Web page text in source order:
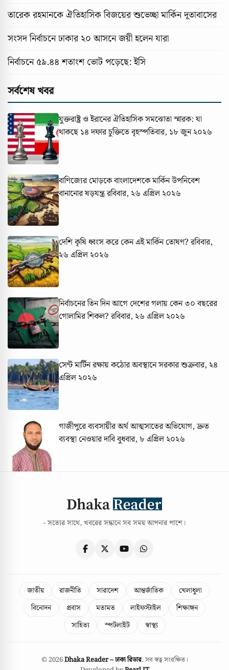
তারেক রহমানকে ঐতিহাসিক বিজয়ের শুভেচ্ছা মার্কিন দূতাবাসের
সংসদ নির্বাচনে ঢাকার ২০ আসনে জয়ী হলেন যারা
নির্বাচনে ৫৯.৪৪ শতাংশ ভোট পড়েছে: ইসি
সর্বশেষ খবর
যুক্তরাষ্ট্র ও ইরানের ঐতিহাসিক সমঝোতা স্মারক: যা
থাকছে ১৪ দফার চুক্তিতেবৃহস্পতিবার, ১৮ জুন ২০২৬
বাণিজ্যের মোড়কে বাংলাদেশকে মার্কিন উপনিবেশ
বানানোর ষড়যন্ত্ররবিবার, ২৬ এপ্রিল ২০২৬
দেশি কৃষি ধ্বংস করে কেন এই মার্কিন তোষণ? রবিবার,
২৬ এপ্রিল ২০২৬
নির্বাচনের তিন দিন আগে দেশের গলায় কেন ৩০ বছরের
গোলামির শিকল? রবিবার, ২৬ এপ্রিল ২০২৬
সেন্ট মার্টিন রক্ষায় কঠোর অবস্থানে সরকারশুক্রবার, ২৪
এপ্রিল ২০২৬
গাজীপুরে ব্যবসায়ীর অর্থ আত্মসাতের অভিযোগ, দ্রুত
ব্যবস্থা নেওয়ার দাবিবুধবার, ৮ এপ্রিল ২০২৬
- সত্যের সাথে, খবরের সন্ধানে সব সময় আপনার পাশে।
জাতীয় রাজনীতি সারাদেশ আন্তর্জাতিক
খেলাধুলা
বিনোদন
প্রবাস মতামত লাইফস্টাইল
শিক্ষাঙ্গন
সাহিত্য
স্পটলাইট স্বাস্থ্য
© 2026Dhaka Reader – ঢাকা রিডার. সব স্বত্ব সংরক্ষিত।